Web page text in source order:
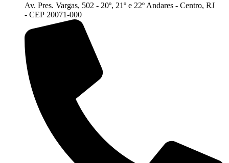
Av. Pres. Vargas, 502 - 20º, 21º e 22º Andares - Centro, RJ
- CEP 20071-000